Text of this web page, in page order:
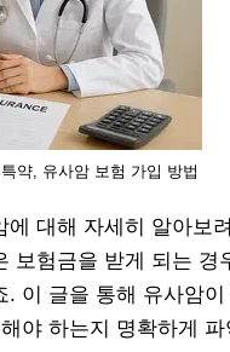
약, 유사암 보험 가입 방법
대해 자세히 알아보
험금을 받게 되는 경
이 글을 통해 유사암
야 하는지 명확하게 파